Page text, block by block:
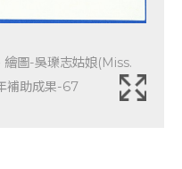
圖-吳瓅志姑娘(Miss.
補助成果-67